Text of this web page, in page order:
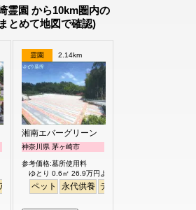
霊園 から10km圏内の
とめて地図で確認)
フリー
霊園 2.14km
湘南エバーグリーン
神奈川県 茅ヶ崎市
参考価格:墓所使用料
ゆとり 0.6㎡ 26.9万円より
ペット 永代供養 デザイン